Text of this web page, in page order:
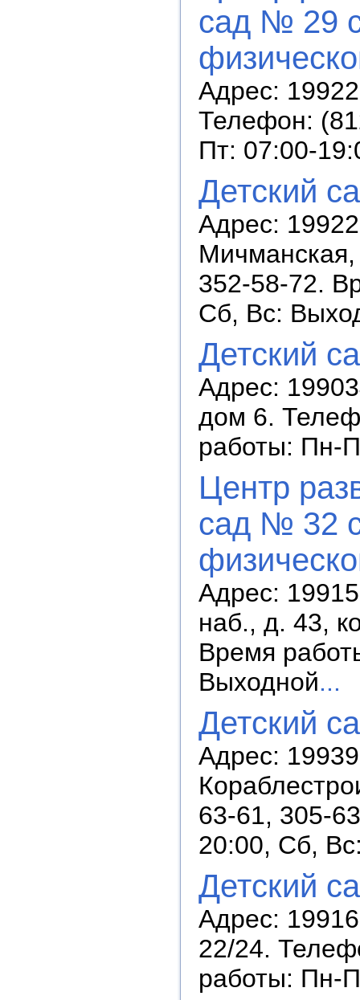
сад № 29
Адрес:
Телефон:
Пт: 07:00-
Детский
Адрес:
352-58-72.
Сб, Вс:
Детский
Адрес:
дом 6.
работы: Пн-
Центр
сад № 32
Адрес:
наб., д. 43,
Время
Выходной...
Детский
Адрес:
63-61, 305-
20:00, Сб,
Детский
Адрес:
22/24.
работы: Пн-